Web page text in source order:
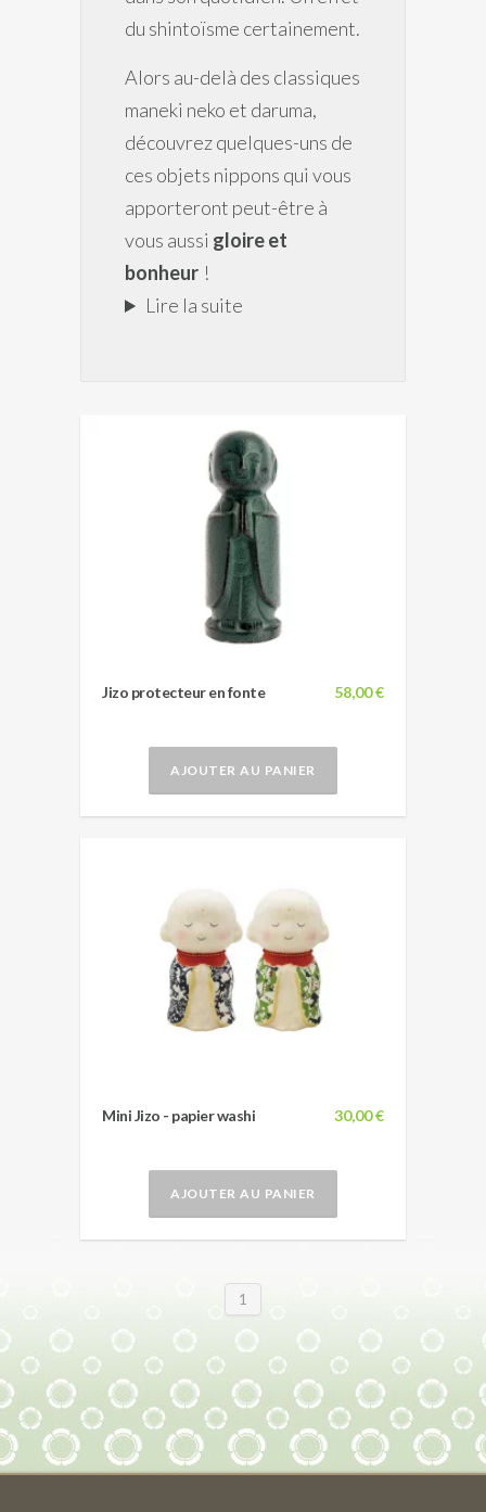
du shintoïsme certainement.
Alors au-delà des classiques
maneki neko et daruma,
découvrez quelques-uns de
ces objets nippons qui vous
apporteront peut-être à
vous aussi gloire et
bonheur !
Lire la suite
58,00 €
Jizo protecteur en fonte
AJOUTER AU PANIER
30,00 €
Mini Jizo - papier washi
AJOUTER AU PANIER
1